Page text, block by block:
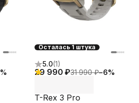
%
Осталась 1 штука
5.0(1)
29 990 ₽31 990 ₽−6%
T-Rex 3 Pro